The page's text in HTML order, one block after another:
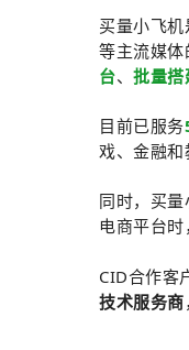
买量小飞机
等主流媒体
台、 批量搭
目前已服务
戏、金融和
同时，买
电商平台
CID合作客
技术服务商